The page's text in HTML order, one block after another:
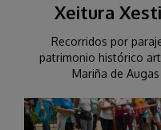
Xeitura
Recorridos por
patrimonio histórico
Mariña de